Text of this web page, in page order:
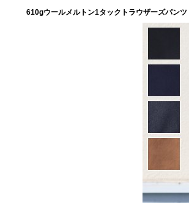
610gウールメルトン1タックトラウザーズパン